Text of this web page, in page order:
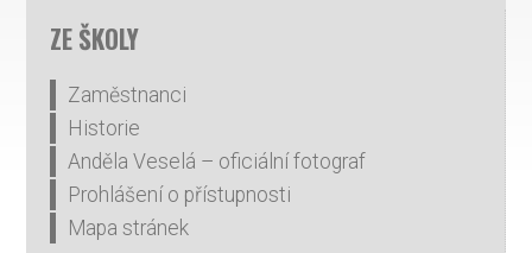
ZE ŠKOLY
Zaměstnanci
Historie
Anděla Veselá – oficiální fotograf
Prohlášení o přístupnosti
Mapa stránek